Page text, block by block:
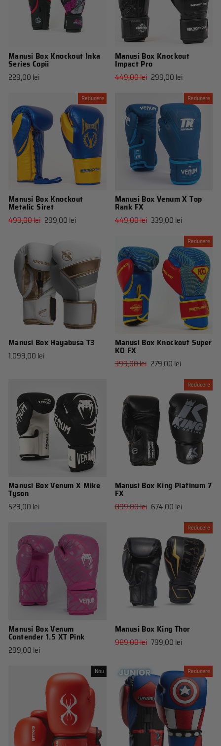
Manusi Box Knockout Inka
Series Copii
229,00 lei
Manusi Box Knockout
Impact Pro
Pret
449,00 lei Pret
299,00 lei
Reducere
Manusi Box Knockout
Metalic Siret
Pret
499,00 lei Pret
299,00 lei
Reducere
Manusi Box Venum X Top
Rank FX
Pret
449,00 lei Pret
339,00 lei
Manusi Box Hayabusa T3
1.099,00 lei
Reducere
Manusi Box Knockout Super
KO FX
Pret
399,00 lei Pret
279,00 lei
Manusi Box Venum X Mike
Tyson
529,00 lei
Reducere
Manusi Box King Platinum 7
FX
Pret
899,00 lei Pret
674,00 lei
Manusi Box Venum
Contender 1.5 XT Pink
299,00 lei
Reducere
Manusi Box King Thor
Pret
989,00 lei Pret
799,00 lei
Nou Reducere